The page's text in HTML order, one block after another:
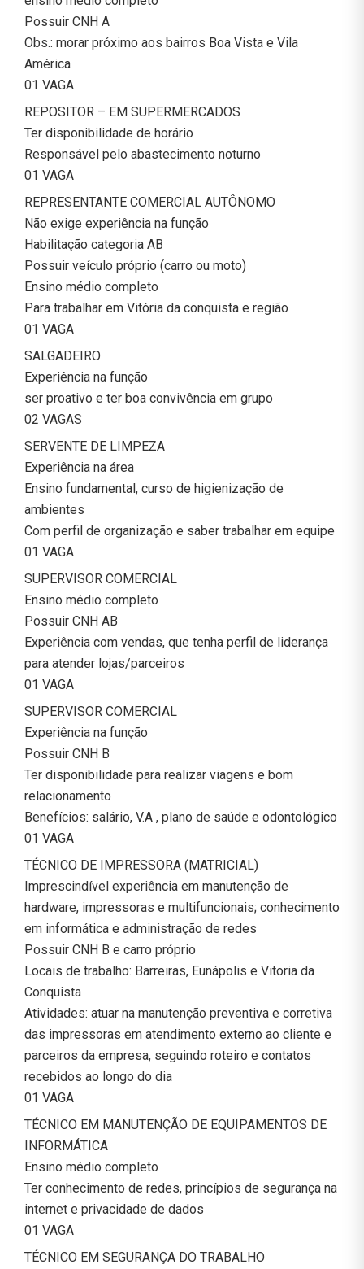
Possuir CNH A
Obs.: morar próximo aos bairros Boa Vista e Vila
América
01 VAGA
REPOSITOR – EM SUPERMERCADOS
Ter disponibilidade de horário
Responsável pelo abastecimento noturno
01 VAGA
REPRESENTANTE COMERCIAL AUTÔNOMO
Não exige experiência na função
Habilitação categoria AB
Possuir veículo próprio (carro ou moto)
Ensino médio completo
Para trabalhar em Vitória da conquista e região
01 VAGA
SALGADEIRO
Experiência na função
ser proativo e ter boa convivência em grupo
02 VAGAS
SERVENTE DE LIMPEZA
Experiência na área
Ensino fundamental, curso de higienização de
ambientes
Com perfil de organização e saber trabalhar em equipe
01 VAGA
SUPERVISOR COMERCIAL
Ensino médio completo
Possuir CNH AB
Experiência com vendas, que tenha perfil de liderança
para atender lojas/parceiros
01 VAGA
SUPERVISOR COMERCIAL
Experiência na função
Possuir CNH B
Ter disponibilidade para realizar viagens e bom
relacionamento
Benefícios: salário, V.A , plano de saúde e odontológico
01 VAGA
TÉCNICO DE IMPRESSORA (MATRICIAL)
Imprescindível experiência em manutenção de
hardware, impressoras e multifuncionais; conhecimento
em informática e administração de redes
Possuir CNH B e carro próprio
Locais de trabalho: Barreiras, Eunápolis e Vitoria da
Conquista
Atividades: atuar na manutenção preventiva e corretiva
das impressoras em atendimento externo ao cliente e
parceiros da empresa, seguindo roteiro e contatos
recebidos ao longo do dia
01 VAGA
TÉCNICO EM MANUTENÇÃO DE EQUIPAMENTOS DE
INFORMÁTICA
Ensino médio completo
Ter conhecimento de redes, princípios de segurança na
internet e privacidade de dados
01 VAGA
TÉCNICO EM SEGURANÇA DO TRABALHO